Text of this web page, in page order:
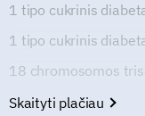
1 tipo cukrinis
1 tipo cukrinis
18 chromosomos
Skaityti plačiau